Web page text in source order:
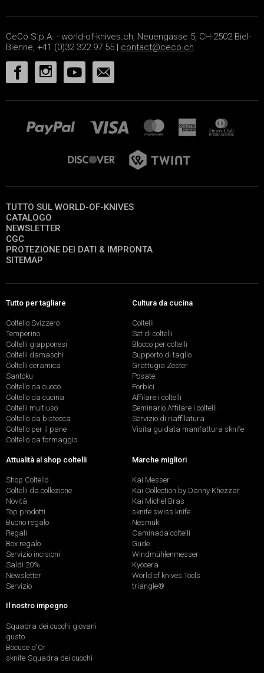
CeCo S.p.A. - world-of-knives.ch, Neuengasse 5, CH-2502 Biel-
Bienne, +41 (0)32 322 97 55 | contact@ceco.ch
TUTTO SUL WORLD-OF-KNIVES
CATALOGO
NEWSLETTER
CGC
PROTEZIONE DEI DATI & IMPRONTA
SITEMAP
Tutto per tagliare
Coltello Svizzero
Temperino
Coltelli giapponesi
Coltelli damaschi
Coltelli ceramica
Santoku
Coltello da cuoco
Coltello da cucina
Coltelli multiuso
Coltello da bistecca
Coltello per il pane
Coltello da formaggio
Cultura da cucina
Coltelli
Set di coltelli
Blocco per coltelli
Supporto di taglio
Grattugia Zester
Posate
Forbici
Affilare i coltelli
Seminario Affilare i coltelli
Servizio di riaffilatura
Visita guidata manifattura sknife
Attualità al shop coltelli
Shop Coltello
Coltelli da collezione
Novità
Top prodotti
Buono regalo
Regali
Box regalo
Servizio incisioni
Saldi 20%
Newsletter
Servizio
Marche migliori
Kai Messer
Kai Collection by Danny Khezzar
Kai Michel Bras
sknife swiss knife
Nesmuk
Caminada coltelli
Güde
Windmühlenmesser
Kyocera
World of knives Tools
triangle®
Il nostro impegno
Squadra dei cuochi giovani
gusto
Bocuse d'Or
sknife-Squadra dei cuochi